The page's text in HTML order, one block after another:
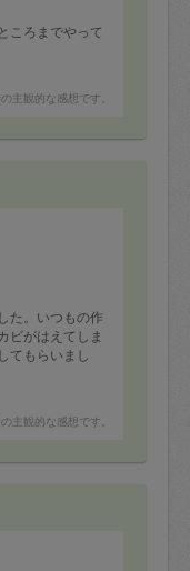
ころまでやって
主観的な感想です。
た。いつもの作
ビがはえてしま
てもらいまし
たのですが、
お風呂に入れま
主観的な感想です。